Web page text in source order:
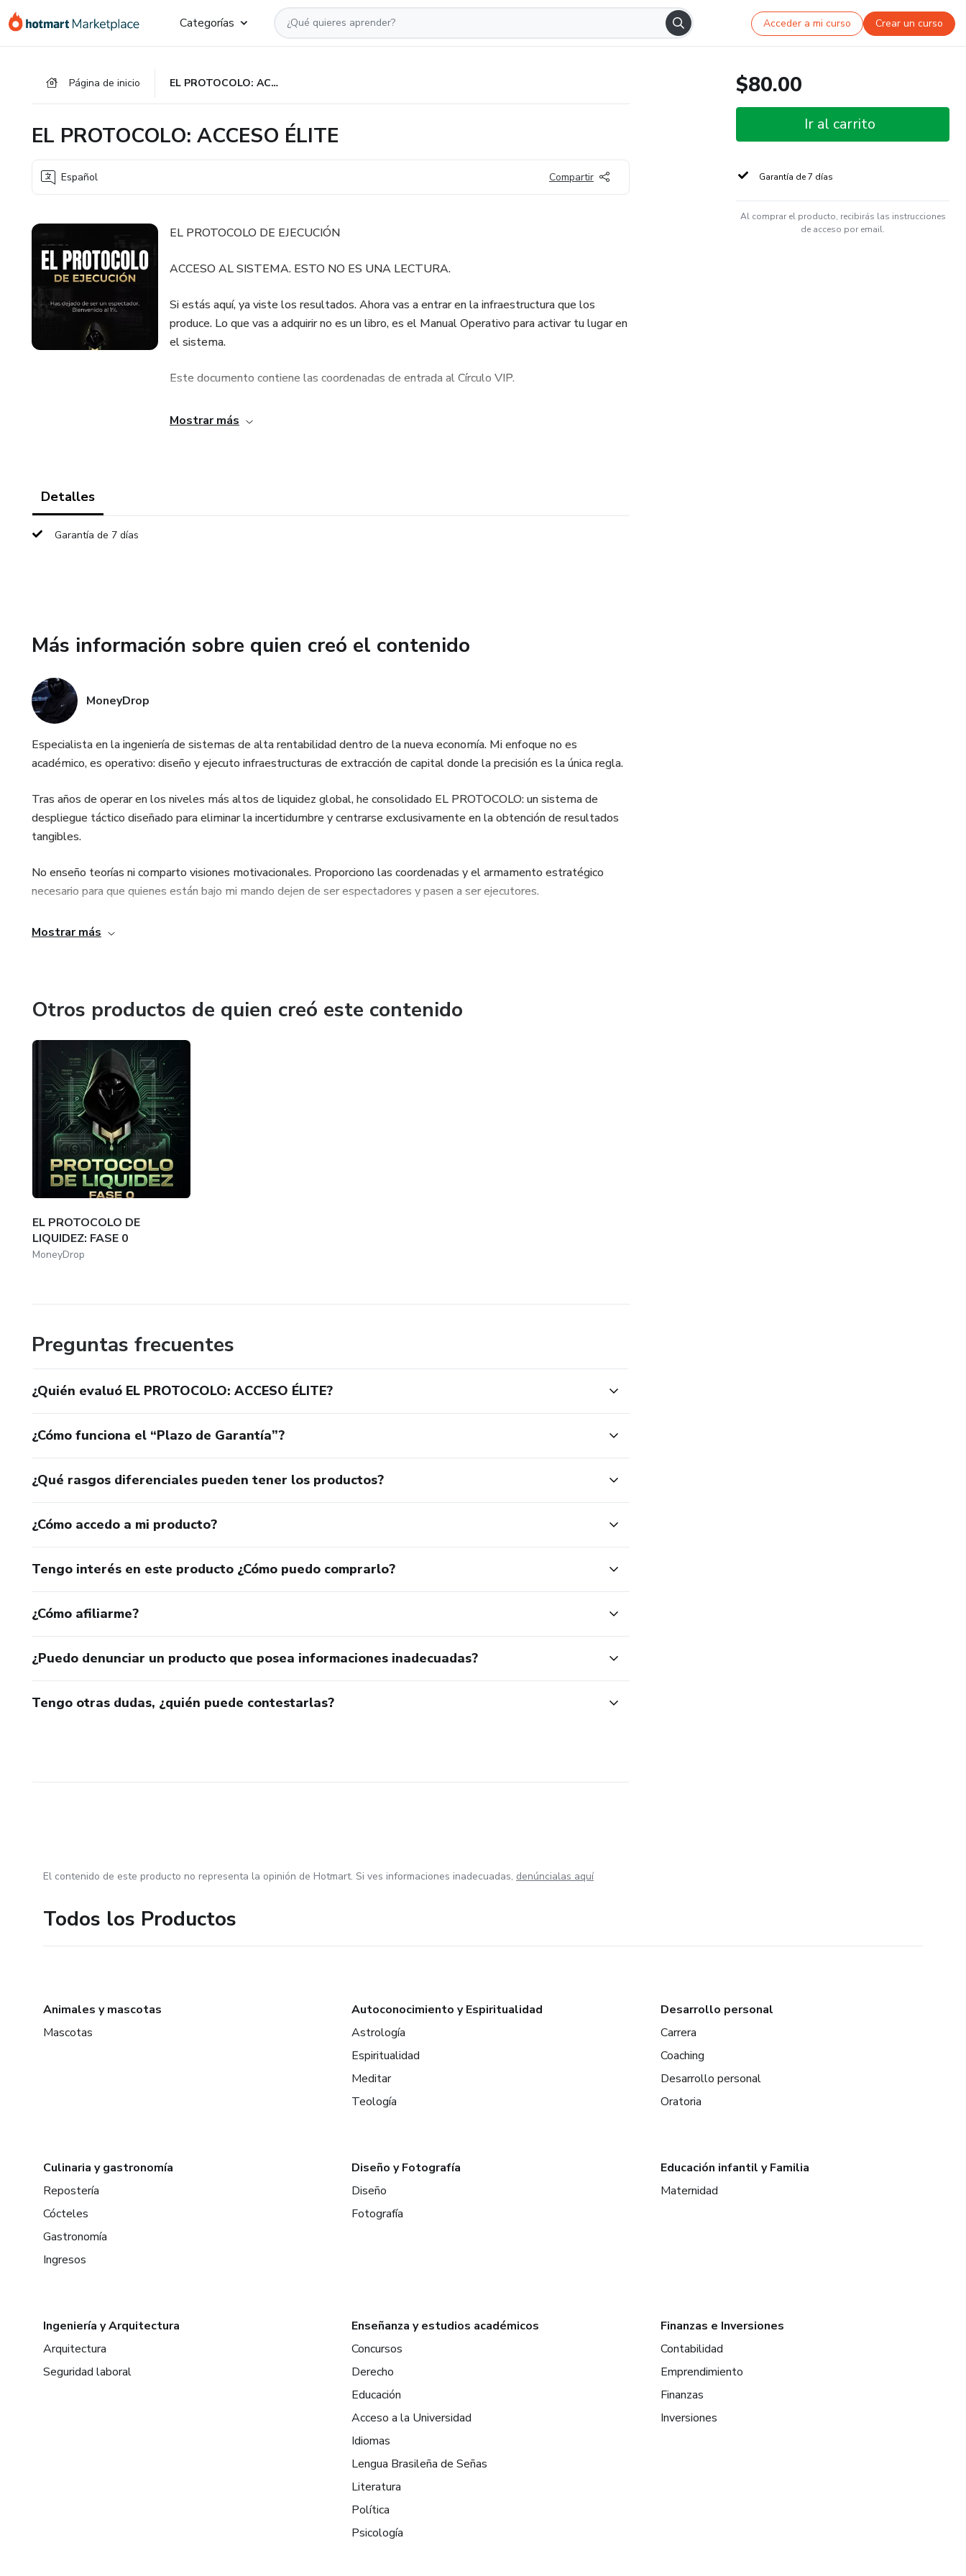
Categorías Acceder a mi curso Crear un curso
Página de inicio EL PROTOCOLO: ACCESO ÉLITE
EL PROTOCOLO: ACCESO ÉLITE
Español Compartir
EL PROTOCOLO DE EJECUCIÓN
ACCESO AL SISTEMA. ESTO NO ES UNA LECTURA.
Si estás aquí, ya viste los resultados. Ahora vas a entrar en la infraestructura que los
produce. Lo que vas a adquirir no es un libro, es el Manual Operativo para activar tu lugar en
el sistema.
Este documento contiene las coordenadas de entrada al Círculo VIP.
LO QUE RECIBES AL ACTIVAR:
ADVERTENCIA: No busques explicaciones. Busca resultados. El acceso es solo para
— Money Drop.
Mostrar más
Detalles
Garantía de 7 días
Más información sobre quien creó el contenido
MoneyDrop
Especialista en la ingeniería de sistemas de alta rentabilidad dentro de la nueva economía. Mi enfoque no es
académico, es operativo: diseño y ejecuto infraestructuras de extracción de capital donde la precisión es la única regla.
Tras años de operar en los niveles más altos de liquidez global, he consolidado EL PROTOCOLO: un sistema de
despliegue táctico diseñado para eliminar la incertidumbre y centrarse exclusivamente en la obtención de resultados
tangibles.
No enseño teorías ni comparto visiones motivacionales. Proporciono las coordenadas y el armamento estratégico
necesario para que quienes están bajo mi mando dejen de ser espectadores y pasen a ser ejecutores.
En este nivel, el éxito no es una posibilidad; es una consecuencia de seguir el sistema.
Mostrar más
Otros productos de quien creó este contenido
EL PROTOCOLO DE
LIQUIDEZ: FASE 0
MoneyDrop
Preguntas frecuentes
¿Quién evaluó EL PROTOCOLO: ACCESO ÉLITE?
¿Cómo funciona el “Plazo de Garantía”?
¿Qué rasgos diferenciales pueden tener los productos?
¿Cómo accedo a mi producto?
Tengo interés en este producto ¿Cómo puedo comprarlo?
¿Cómo afiliarme?
¿Puedo denunciar un producto que posea informaciones inadecuadas?
Tengo otras dudas, ¿quién puede contestarlas?
$80.00
Ir al carrito
Garantía de 7 días
Al comprar el producto, recibirás las instrucciones
de acceso por email.
El contenido de este producto no representa la opinión de Hotmart. Si ves informaciones inadecuadas, denúncialas aquí
Todos los Productos
Animales y mascotas
Mascotas
Autoconocimiento y Espiritualidad
Astrología
Espiritualidad
Meditar
Teología
Desarrollo personal
Carrera
Coaching
Desarrollo personal
Oratoria
Culinaria y gastronomía
Repostería
Cócteles
Gastronomía
Ingresos
Diseño y Fotografía
Diseño
Fotografía
Educación infantil y Familia
Maternidad
Ingeniería y Arquitectura
Arquitectura
Seguridad laboral
Enseñanza y estudios académicos
Concursos
Derecho
Educación
Acceso a la Universidad
Idiomas
Lengua Brasileña de Señas
Literatura
Política
Psicología
Finanzas e Inversiones
Contabilidad
Emprendimiento
Finanzas
Inversiones